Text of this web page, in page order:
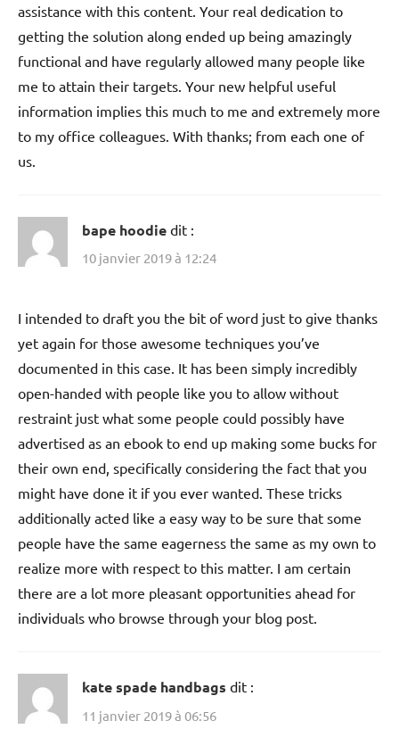
assistance with this content. Your real dedication to
getting the solution along ended up being amazingly
functional and have regularly allowed many people like
me to attain their targets. Your new helpful useful
information implies this much to me and extremely more
to my office colleagues. With thanks; from each one of
us.
bape hoodie dit :
10 janvier 2019 à 12:24
I intended to draft you the bit of word just to give thanks
yet again for those awesome techniques you’ve
documented in this case. It has been simply incredibly
open-handed with people like you to allow without
restraint just what some people could possibly have
advertised as an ebook to end up making some bucks for
their own end, specifically considering the fact that you
might have done it if you ever wanted. These tricks
additionally acted like a easy way to be sure that some
people have the same eagerness the same as my own to
realize more with respect to this matter. I am certain
there are a lot more pleasant opportunities ahead for
individuals who browse through your blog post.
kate spade handbags dit :
11 janvier 2019 à 06:56